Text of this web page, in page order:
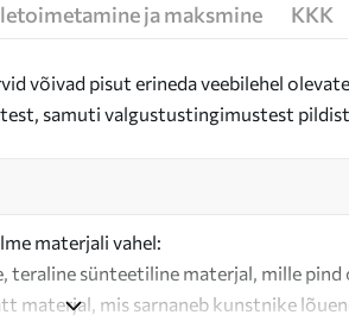
ja maksmine KKK
võivad pisut erineda veebilehel
samuti valgustustingimustest
materjali vahel:
teraline sünteetiline materjal, mille pind
materjal, mis sarnaneb kunstnike